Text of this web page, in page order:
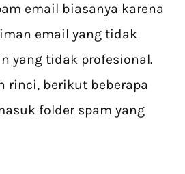
email biasanya karena
email yang tidak
yang tidak profesional.
rinci, berikut beberapa
folder spam yang